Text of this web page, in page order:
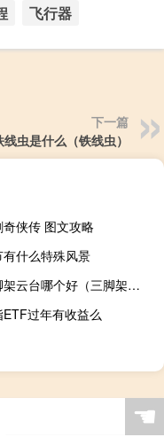
飞行器
下一篇
线虫是什么（铁线虫）
奇侠传 图文攻略
有什么特殊风景
三脚架云台哪个好（三脚架云台）
ETF过年有收益么
☚